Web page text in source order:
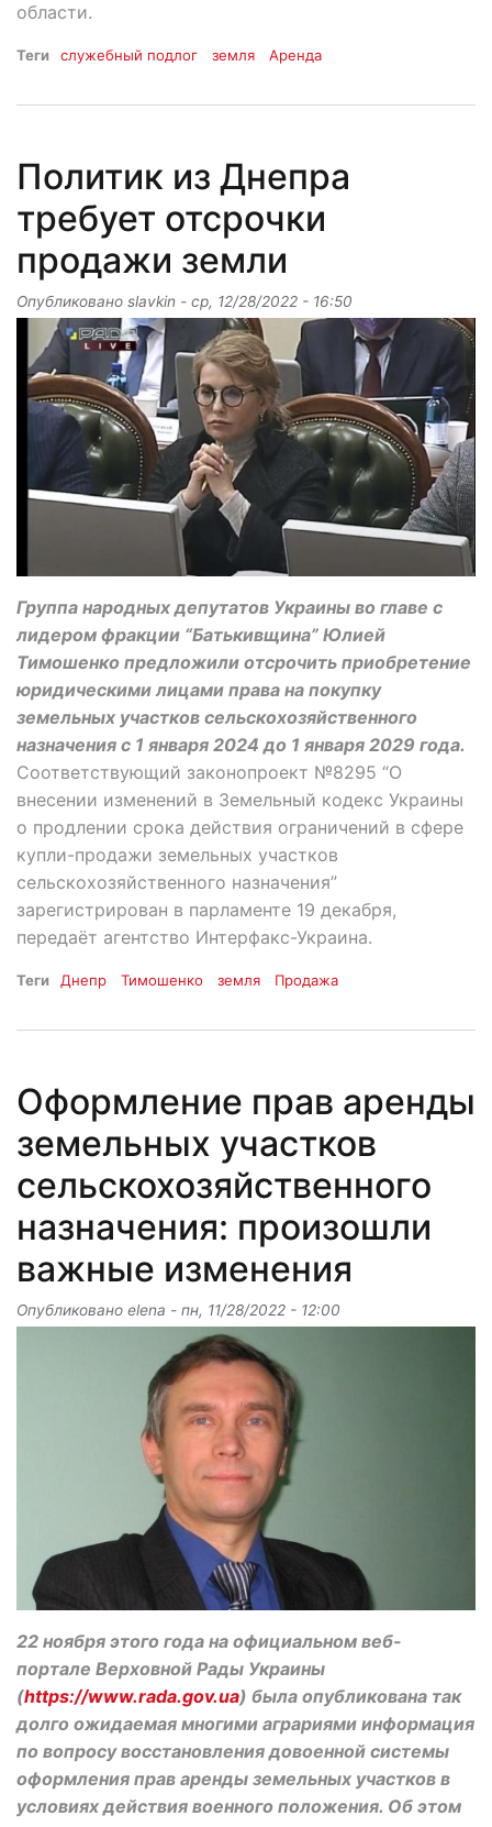
области.
Теги служебный подлог земля Аренда
Политик из Днепра
требует отсрочки
продажи земли
Опубликовано slavkin - ср, 12/28/2022 - 16:50
Группа народных депутатов Украины во главе с
лидером фракции “Батькивщина” Юлией
Тимошенко предложили отсрочить приобретение
юридическими лицами права на покупку
земельных участков сельскохозяйственного
назначения с 1 января 2024 до 1 января 2029 года.
Соответствующий законопроект №8295 “О
внесении изменений в Земельный кодекс Украины
о продлении срока действия ограничений в сфере
купли-продажи земельных участков
сельскохозяйственного назначения”
зарегистрирован в парламенте 19 декабря,
передаёт агентство Интерфакс-Украина.
Теги Днепр Тимошенко земля Продажа
Оформление прав аренды
земельных участков
сельскохозяйственного
назначения: произошли
важные изменения
Опубликовано elena - пн, 11/28/2022 - 12:00
22 ноября этого года на официальном веб-
портале Верховной Рады Украины
(https://www.rada.gov.ua) была опубликована так
долго ожидаемая многими аграриями информация
по вопросу восстановления довоенной системы
оформления прав аренды земельных участков в
условиях действия военного положения. Об этом